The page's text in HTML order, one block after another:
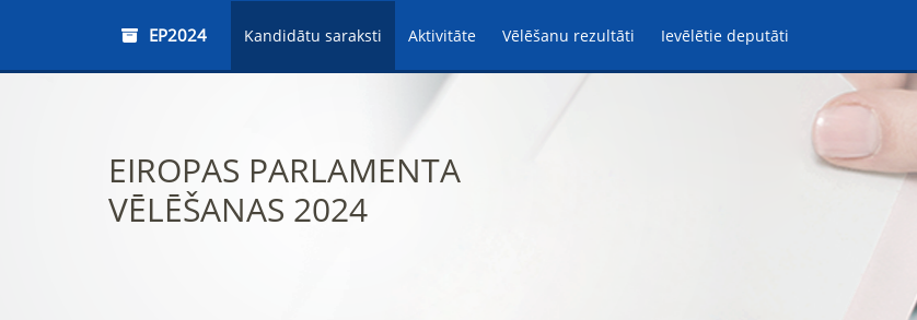
EP2024 Kandidātu saraksti Aktivitāte Vēlēšanu rezultāti Ievēlētie deputāti
EIROPAS PARLAMENTA
VĒLĒŠANAS 2024